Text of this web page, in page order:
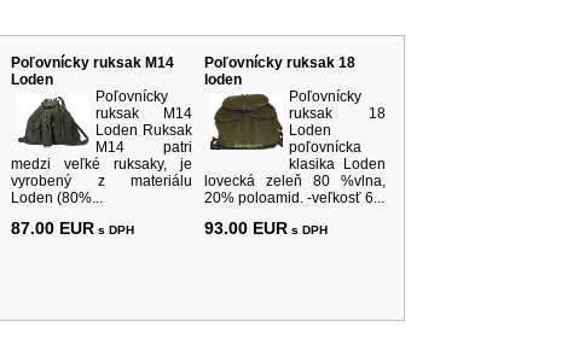
Poľovnícky ruksak M14
Loden
Poľovnícky
ruksak M14
Loden Ruksak
M14 patri
medzi veľké ruksaky, je
vyrobený z materiálu
Loden (80%...
87.00 EUR s DPH
Poľovnícky ruksak 18
loden
Poľovnícky
ruksak 18
Loden
poľovnícka
klasika Loden
lovecká zeleň 80 %vlna,
20% poloamid. -veľkosť 6...
93.00 EUR s DPH